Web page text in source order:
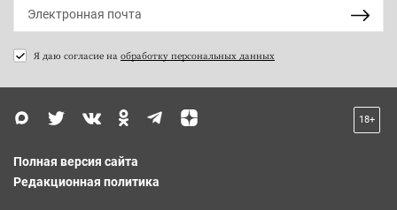
Я даю согласие на обработку персональных данных
18+
Полная версия сайта
Редакционная политика